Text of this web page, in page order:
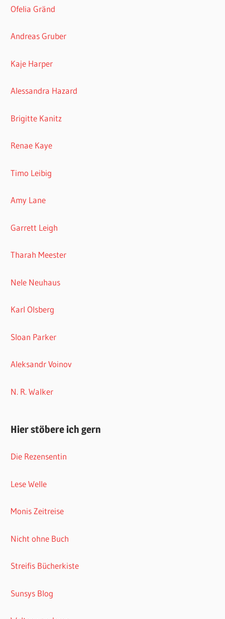
Ofelia Gränd
Andreas Gruber
Kaje Harper
Alessandra Hazard
Brigitte Kanitz
Renae Kaye
Timo Leibig
Amy Lane
Garrett Leigh
Tharah Meester
Nele Neuhaus
Karl Olsberg
Sloan Parker
Aleksandr Voinov
N. R. Walker
Hier stöbere ich gern
Die Rezensentin
Lese Welle
Monis Zeitreise
Nicht ohne Buch
Streifis Bücherkiste
Sunsys Blog